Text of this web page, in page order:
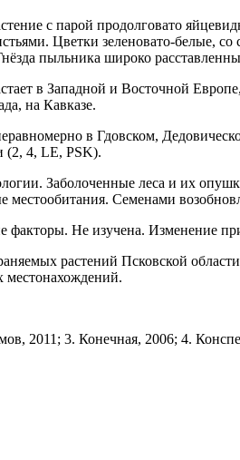
с парой продолговато
Цветки зеленовато-белые, со
пыльника широко
в За­падной и Восточной
на Кавказе.
в Гдовском,
(2, 4, LE, PSK).
Заболоченные леса и их
местообитания. Семенами
факто­ры. Не изучена. Изменение
растений Псковской
ме­стонахождений.
2011; 3. Ко­нечная, 2006; 4.